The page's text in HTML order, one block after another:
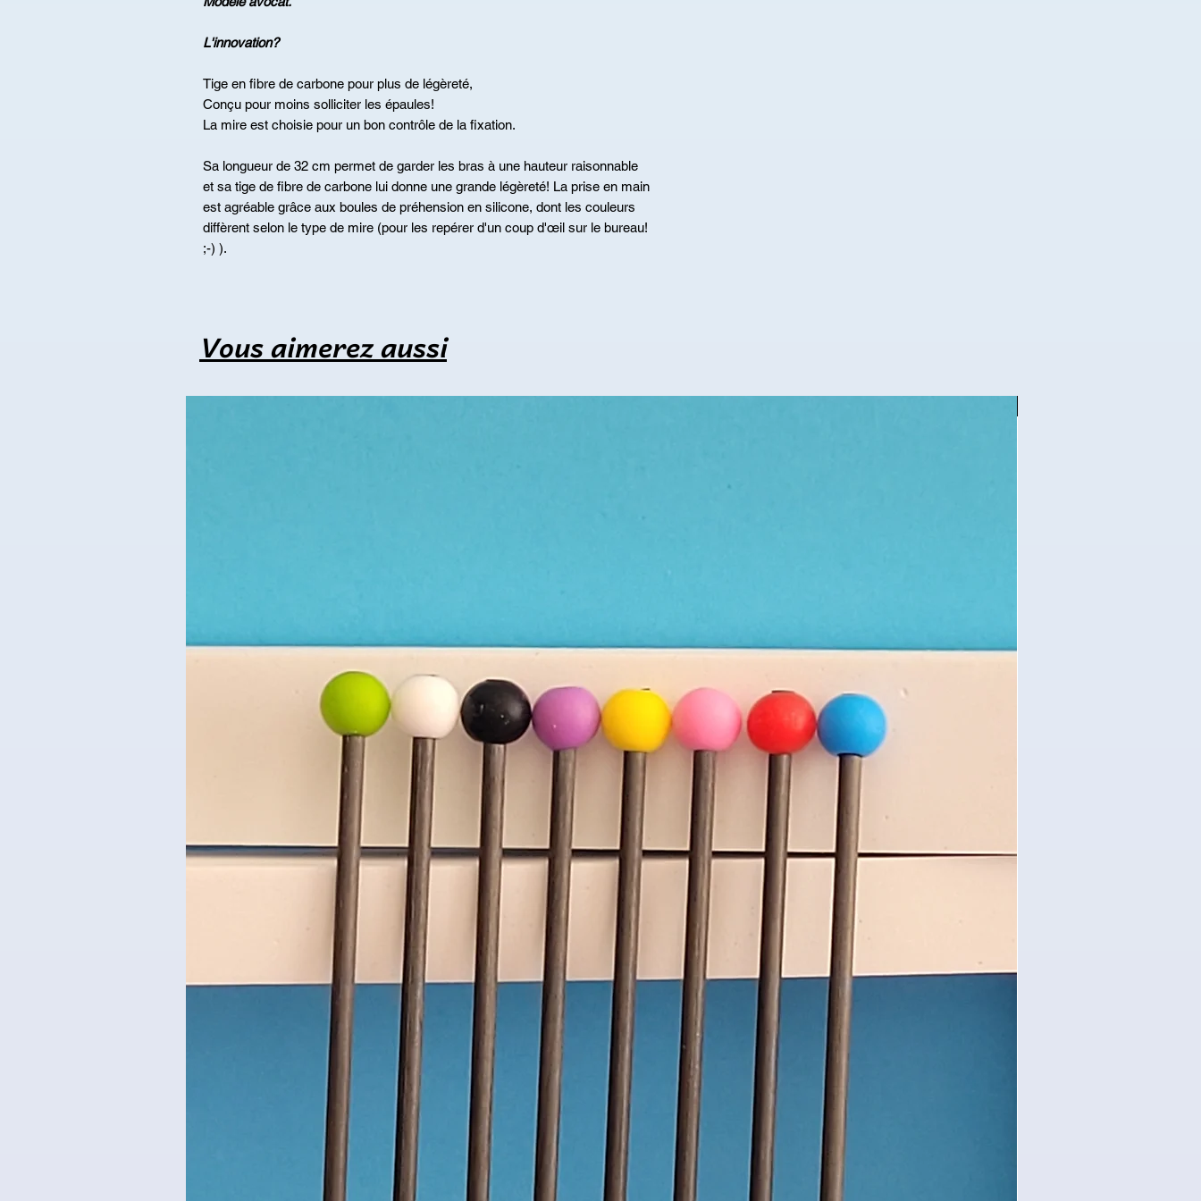
L'innovation?
Tige en fibre de carbone pour plus de légèreté,
Conçu pour moins solliciter les épaules!
La mire est choisie pour un bon contrôle de la fixation.
Sa longueur de 32 cm permet de garder les bras à une hauteur raisonnable
et sa tige de fibre de carbone lui donne une grande légèreté! La prise en main
est agréable grâce aux boules de préhension en silicone, dont les couleurs
diffèrent selon le type de mire (pour les repérer d'un coup d'œil sur le bureau!
;-) ).
Vous aimerez aussi